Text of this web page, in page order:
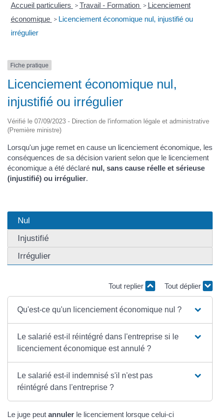
Accueil particuliers > Travail - Formation > Licenciement
économique > Licenciement économique nul, injustifié ou
irrégulier
Fiche pratique
Licenciement économique nul,
injustifié ou irrégulier
Vérifié le 07/09/2023 - Direction de l'information légale et administrative
(Première ministre)
Lorsqu'un juge remet en cause un licenciement économique, les
conséquences de sa décision varient selon que le licenciement
économique a été déclaré nul, sans cause réelle et sérieuse
(injustifié) ou irrégulier.
Nul
Injustifié
Irrégulier
Tout replier Tout déplier
Qu'est-ce qu'un licenciement économique nul ?
Le salarié est-il réintégré dans l'entreprise si le
licenciement économique est annulé ?
Le salarié est-il indemnisé s'il n'est pas
réintégré dans l'entreprise ?
Le juge peut annuler le licenciement lorsque celui-ci